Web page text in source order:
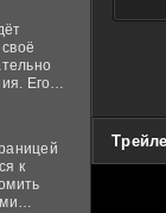
Его
в
к